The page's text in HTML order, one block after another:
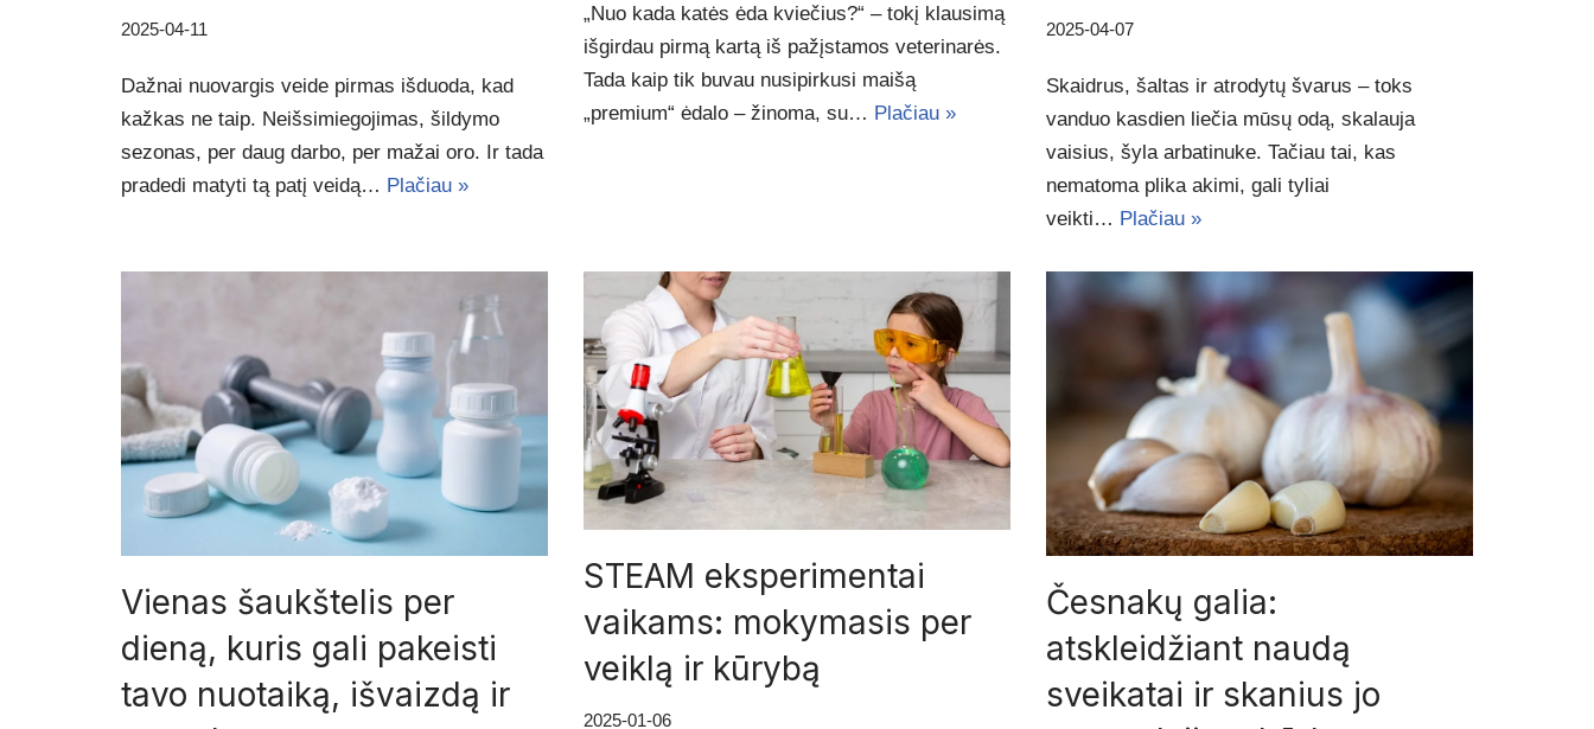
2025-04-11
Dažnai nuovargis veide pirmas išduoda, kad
kažkas ne taip. Neišsimiegojimas, šildymo
sezonas, per daug darbo, per mažai oro. Ir tada
pradedi matyti tą patį veidą… Plačiau »
„Nuo kada katės ėda kviečius?“ – tokį klausimą
išgirdau pirmą kartą iš pažįstamos veterinarės.
Tada kaip tik buvau nusipirkusi maišą
„premium“ ėdalo – žinoma, su… Plačiau »
2025-04-07
Skaidrus, šaltas ir atrodytų švarus – toks
vanduo kasdien liečia mūsų odą, skalauja
vaisius, šyla arbatinuke. Tačiau tai, kas
nematoma plika akimi, gali tyliai
veikti… Plačiau »
Vienas šaukštelis per
dieną, kuris gali pakeisti
tavo nuotaiką, išvaizdą ir
STEAM eksperimentai
vaikams: mokymasis per
veiklą ir kūrybą
2025-01-06
Česnakų galia:
atskleidžiant naudą
sveikatai ir skanius jo